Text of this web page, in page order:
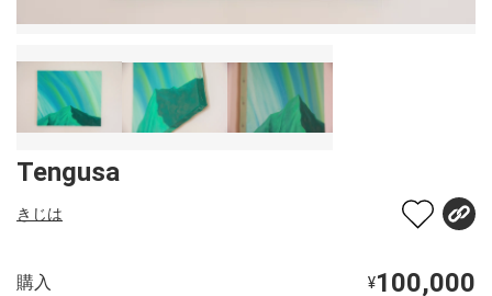
Tengusa
きじは
購入 ¥100,000